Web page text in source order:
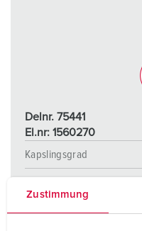
Zustimmung
Delnr. 75441
El.nr: 1560270
Kapslingsgrad